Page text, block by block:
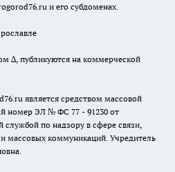
и его субдоменах.
∆, публикуются на коммерческой
является средством массовой
номер ЭЛ № ФС 77 - 91230 от
службой по надзору в сфере связи,
массовых коммуникаций. Учредитель